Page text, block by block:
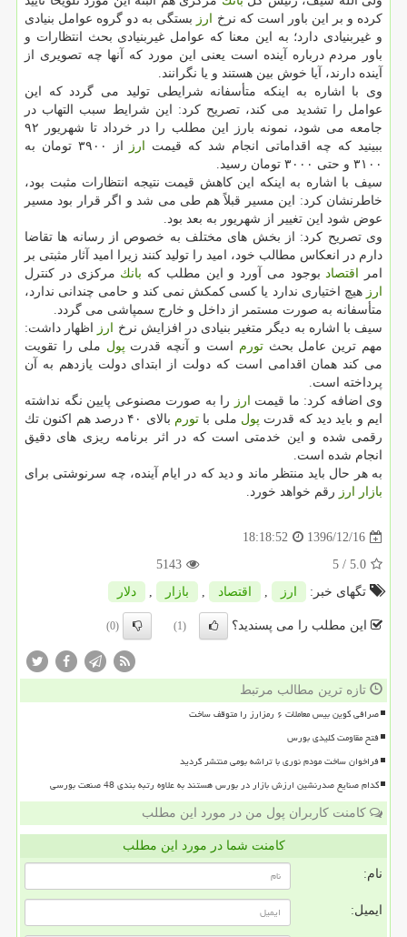
كرده و بر این باور است كه نرخ ارز بستگی به دو گروه عوامل بنیادی
و غیربنیادی دارد؛ به این معنا كه عوامل غیربنیادی بحث انتظارات و
باور مردم درباره آینده است یعنی این مورد كه آنها چه تصویری از
آینده دارند، آیا خوش بین هستند و یا نگرانند.
وی با اشاره به اینكه متأسفانه شرایطی تولید می گردد كه این
عوامل را تشدید می كند، تصریح كرد: این شرایط سبب التهاب در
جامعه می شود، نمونه بارز این مطلب را در خرداد تا شهریور ۹۲
ببینید كه چه اقداماتی انجام شد كه قیمت ارز
از ۳۹۰۰ تومان به
۳۱۰۰ و حتی ۳۰۰۰ تومان رسید.
سیف با اشاره به اینكه این كاهش قیمت نتیجه انتظارات مثبت بود،
خاطرنشان كرد: این مسیر قبلاً هم طی می شد و اگر قرار بود مسیر
عوض شود این تغییر از شهریور به بعد بود.
وی تصریح كرد: از بخش های مختلف به خصوص از رسانه ها تقاضا
دارم در انعكاس مطالب خود، امید را تولید كنند زیرا امید آثار مثبتی بر
امر اقتصاد بوجود می آورد و این مطلب كه بانك مركزی در كنترل
ارز هیچ اختیاری ندارد یا كسی كمكش نمی كند و حامی چندانی ندارد،
متأسفانه به صورت مستمر از داخل و خارج سمپاشی می گردد.
سیف با اشاره به دیگر متغیر بنیادی در افزایش نرخ ارز اظهار داشت:
مهم ترین عامل بحثتورم است و آنچه قدرت پول ملی را تقویت
می كند همان اقدامی است كه دولت از ابتدای دولت یازدهم به آن
پرداخته است.
وی اضافه كرد: ما قیمت ارز
را به صورت مصنوعی پایین نگه نداشته
ایم و باید دید كه قدرت پول ملی با تورم
بالای ۴۰ درصد هم اكنون تك
رقمی شده و این خدمتی است كه در اثر برنامه ریزی های دقیق
انجام شده است.
به هر حال باید منتظر ماند و دید كه در ایام آینده، چه سرنوشتی برای
بازار ارز رقم خواهد خورد.
1396/12/16
18:18:52
5.0
/ 5
5143
تگهای خبر:
ارز , اقتصاد , بازار , دلار
این مطلب را می پسندید؟ (1)
(0)
تازه ترین مطالب مرتبط
صرافی کوین بیس معاملات ۶ رمزارز را متوقف ساخت
فتح مقاومت کلیدی بورس
فراخوان ساخت مودم نوری با تراشه بومی منتشر گردید
کدام صنایع صدرنشین ارزش بازار در بورس هستند به علاوه رتبه بندی 48 صنعت بورسی
کامنت کاربران پول من در مورد این مطلب
کامنت شما در مورد این مطلب
نام:
ایمیل: